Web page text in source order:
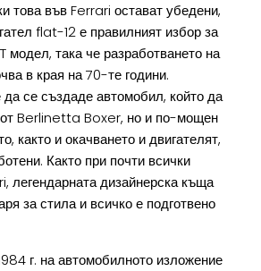
това във Ferrari остават убедени,
flat-12 е правилният избор за
така че разработването на
в края на 70-те години.
се създаде автомобил, който да
Berlinetta Boxer, но и по-мощен
както и окачването и двигателят,
Както при почти всички
легендарната дизайнерска къща
за стила и всичко е подготвено
г. на автомобилното изложение